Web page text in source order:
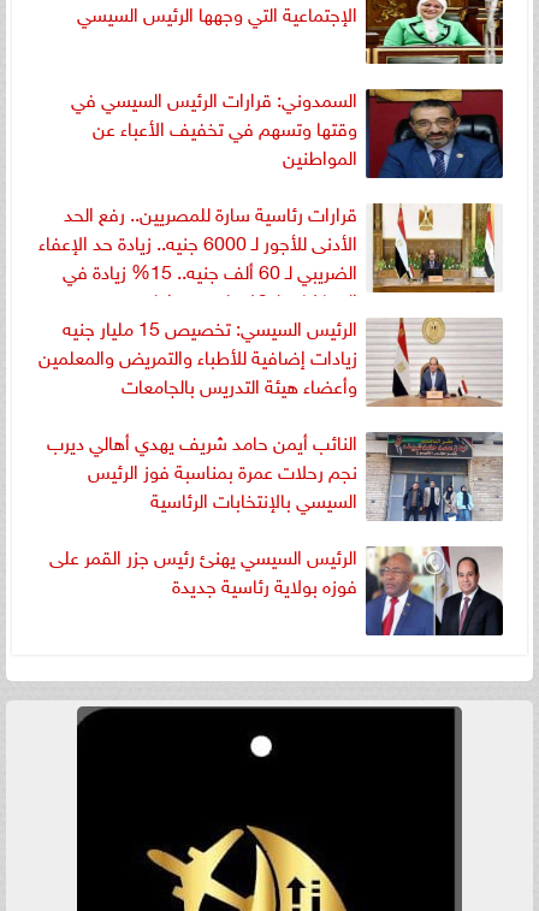
الإجتماعية التي وجهها الرئيس السيسي
السمدوني: قرارات الرئيس السيسي في
وقتها وتسهم في تخفيف الأعباء عن
المواطنين
قرارات رئاسية سارة للمصريين.. رفع الحد
الأدنى للأجور لـ 6000 جنيه.. زيادة حد الإعفاء
الضريبي لـ 60 ألف جنيه.. 15% زيادة في
المعاشات لـ 13 مليون مواطن
الرئيس السيسي: تخصيص 15 مليار جنيه
زيادات إضافية للأطباء والتمريض والمعلمين
وأعضاء هيئة التدريس بالجامعات
النائب أيمن حامد شريف يهدي أهالي ديرب
نجم رحلات عمرة بمناسبة فوز الرئيس
السيسي بالإنتخابات الرئاسية
الرئيس السيسي يهنئ رئيس جزر القمر على
فوزه بولاية رئاسية جديدة